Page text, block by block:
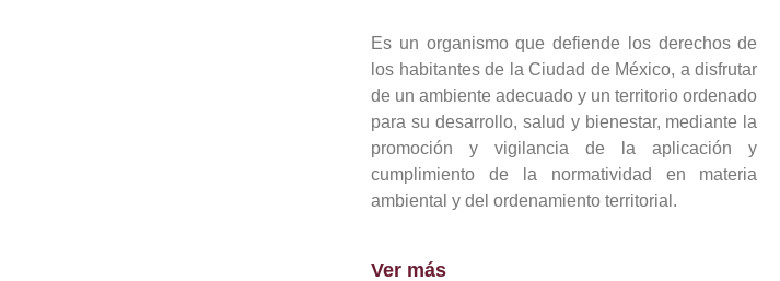
Es un organismo que defiende los derechos de
los habitantes de la Ciudad de México, a disfrutar
de un ambiente adecuado y un territorio ordenado
para su desarrollo, salud y bienestar, mediante la
promoción y vigilancia de la aplicación y
cumplimiento de la normatividad en materia
ambiental y del ordenamiento territorial.
Ver más